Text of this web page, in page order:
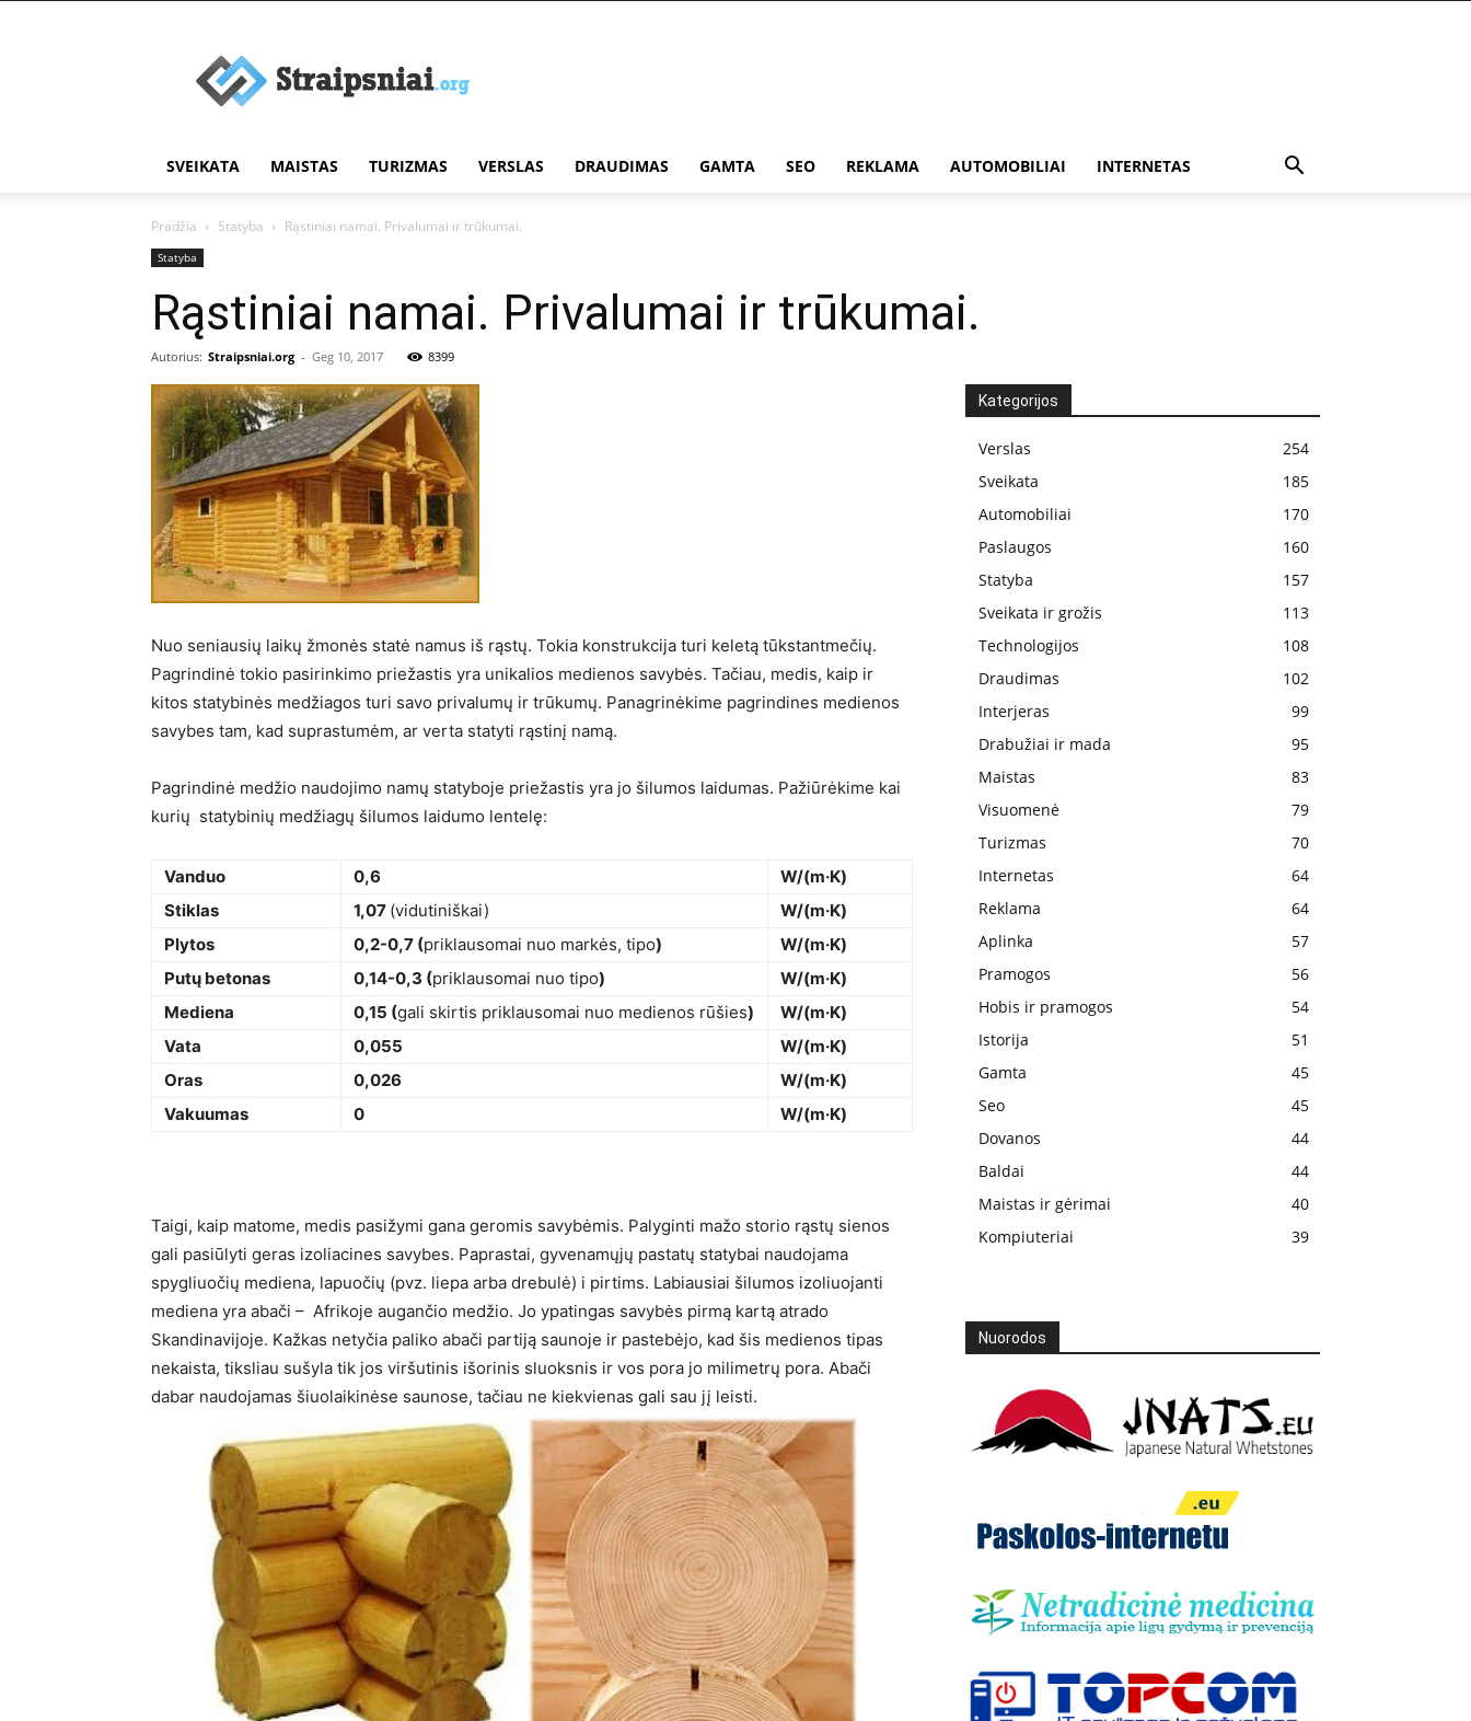
straipsniai
SVEIKATA MAISTAS TURIZMAS VERSLAS DRAUDIMAS GAMTA SEO REKLAMA AUTOMOBILIAI INTERNETAS
Pradžia Statyba Rąstiniai namai. Privalumai ir trūkumai.
Statyba
Rąstiniai namai. Privalumai ir trūkumai.
Autorius: Straipsniai.org - Geg 10, 2017 8399
Nuo seniausių laikų žmonės statė namus iš rąstų. Tokia konstrukcija turi keletą tūkstantmečių.
Pagrindinė tokio pasirinkimo priežastis yra unikalios medienos savybės. Tačiau, medis, kaip ir
kitos statybinės medžiagos turi savo privalumų ir trūkumų. Panagrinėkime pagrindines medienos
savybes tam, kad suprastumėm, ar verta statyti rąstinį namą.
Pagrindinė medžio naudojimo namų statyboje priežastis yra jo šilumos laidumas. Pažiūrėkime kai
kurių statybinių medžiagų šilumos laidumo lentelę:
Vanduo 0,6
W/(m·K)
Stiklas
1,07 (vidutiniškai)
W/(m·K)
Plytos
0,2-0,7 (priklausomai nuo markės, tipo)
W/(m·K)
Putų betonas
0,14-0,3 (priklausomai nuo tipo)
W/(m·K)
Mediena
0,15 (gali skirtis priklausomai nuo medienos rūšies)
W/(m·K)
Vata
0,055
W/(m·K)
Oras
0,026
W/(m·K)
Vakuumas
0 W/(m·K)
Taigi, kaip matome, medis pasižymi gana geromis savybėmis. Palyginti mažo storio rąstų sienos
gali pasiūlyti geras izoliacines savybes. Paprastai, gyvenamųjų pastatų statybai naudojama
spygliuočių mediena, lapuočių (pvz. liepa arba drebulė) i pirtims. Labiausiai šilumos izoliuojanti
mediena yra abači – Afrikoje augančio medžio. Jo ypatingas savybės pirmą kartą atrado
Skandinavijoje. Kažkas netyčia paliko abači partiją saunoje ir pastebėjo, kad šis medienos tipas
nekaista, tiksliau sušyla tik jos viršutinis išorinis sluoksnis ir vos pora jo milimetrų pora. Abači
dabar naudojamas šiuolaikinėse saunose, tačiau ne kiekvienas gali sau jį leisti.
Kategorijos
Verslas
254
Sveikata
185
Automobiliai
170
Paslaugos
160
Statyba
157
Sveikata ir grožis
113
Technologijos
108
Draudimas
102
Interjeras
99
Drabužiai ir mada
95
Maistas
83
Visuomenė
79
Turizmas
70
Internetas
64
Reklama
64
Aplinka
57
Pramogos
56
Hobis ir pramogos
54
Istorija
51
Gamta
45
Seo
45
Dovanos
44
Baldai
44
Maistas ir gėrimai
40
Kompiuteriai
39
Nuorodos